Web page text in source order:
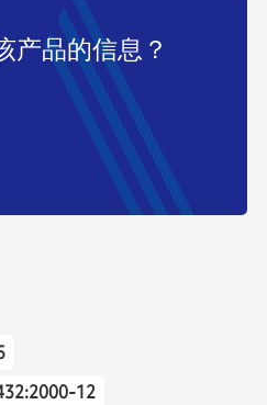
产品的信息？
12